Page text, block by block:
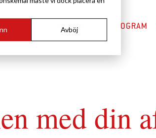
Avböj
OM NEST PROGRAM
med din